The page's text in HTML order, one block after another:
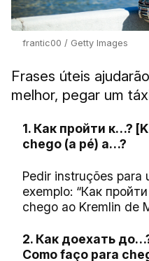
frantic00 / Getty Images
Frases úteis
melhor, pegar um
1. Как пройти к…?
chego (a pé) a…?
Pedir instruções para
exemplo: “Как
chego ao Kremlin de
2. Как доехать
Como faço para